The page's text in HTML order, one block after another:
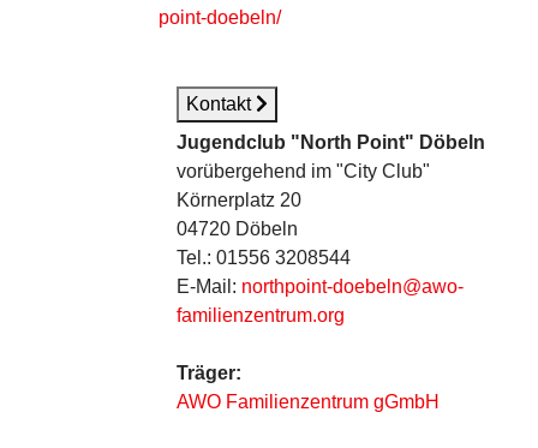
point-doebeln/
Kontakt
Jugendclub "North Point" Döbeln
vorübergehend im "City Club"
Körnerplatz 20
04720 Döbeln
Tel.: 01556 3208544
E-Mail: northpoint-doebeln@awo-
familienzentrum.org
Träger:
AWO Familienzentrum gGmbH